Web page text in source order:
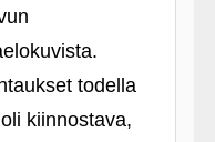
todella
kiinnostava,